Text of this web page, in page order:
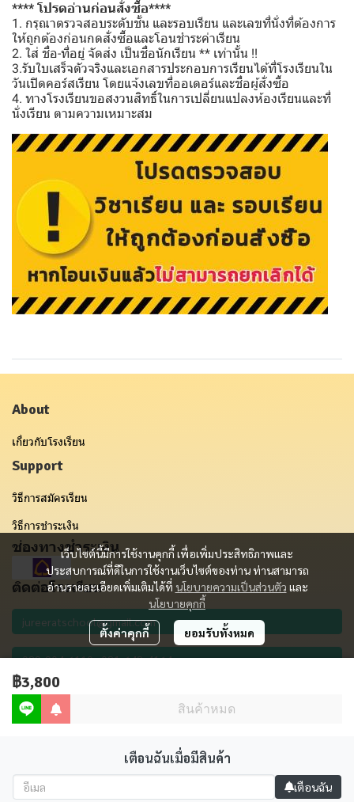
**** โปรดอ่านก่อนสั่งซื้อ****
1. กรุณาตรวจสอบระดับชั้น และรอบเรียน และเลขที่นั่งที่ต้องการ
ให้ถูกต้องก่อนกดสั่งซื้อและโอนชำระค่าเรียน
2. ใส่ ชื่อ-ที่อยู่ จัดส่ง เป็นชื่อนักเรียน ** เท่านั้น !!
3.รับใบเสร็จตัวจริงและเอกสารประกอบการเรียนได้ที่โรงเรียนใน
วันเปิดคอร์สเรียน โดยแจ้งเลขที่ออเดอร์และชื่อผู้สั่งซื้อ
4. ทางโรงเรียนขอสงวนสิทธิ์ในการเปลี่ยนแปลงห้องเรียนและที่
นั่งเรียน ตามความเหมาะสม
฿3,800
สินค้าหมด
เตือนฉันเมื่อมีสินค้า
เตือนฉัน
เว็บไซต์นี้มีการใช้งานคุกกี้ เพื่อเพิ่มประสิทธิภาพและ
ประสบการณ์ที่ดีในการใช้งานเว็บไซต์ของท่าน ท่านสามารถ
อ่านรายละเอียดเพิ่มเติมได้ที่ นโยบายความเป็นส่วนตัว และ
นโยบายคุกกี้
ตั้งค่าคุกกี้ ยอมรับทั้งหมด
About
เกี่ยวกับโรงเรียน
Support
วิธีการสมัครเรียน
วิธีการชำระเงิน
ช่องทางชำระเงิน
ติดต่อโรงเรียน
รับข่าวสาร
Copyright 2012 - 2023 | All Rights Reserved | Powered by MWE